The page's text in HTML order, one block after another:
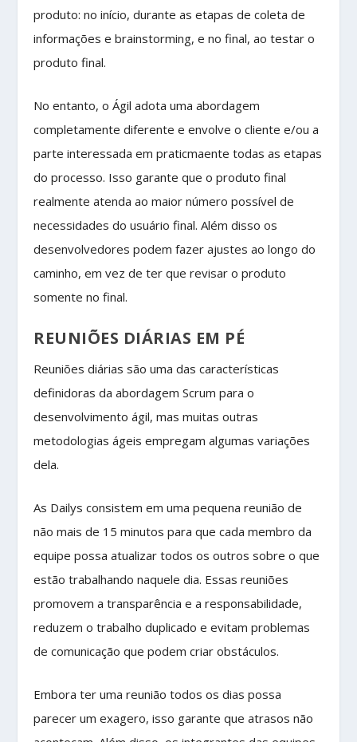
produto: no início, durante as etapas de coleta de
informações e brainstorming, e no final, ao testar o
produto final.
No entanto, o Ágil adota uma abordagem
completamente diferente e envolve o cliente e/ou a
parte interessada em praticmaente todas as etapas
do processo. Isso garante que o produto final
realmente atenda ao maior número possível de
necessidades do usuário final. Além disso os
desenvolvedores podem fazer ajustes ao longo do
caminho, em vez de ter que revisar o produto
somente no final.
REUNIÕES DIÁRIAS EM PÉ
Reuniões diárias são uma das características
definidoras da abordagem Scrum para o
desenvolvimento ágil, mas muitas outras
metodologias ágeis empregam algumas variações
dela.
As Dailys consistem em uma pequena reunião de
não mais de 15 minutos para que cada membro da
equipe possa atualizar todos os outros sobre o que
estão trabalhando naquele dia. Essas reuniões
promovem a transparência e a responsabilidade,
reduzem o trabalho duplicado e evitam problemas
de comunicação que podem criar obstáculos.
Embora ter uma reunião todos os dias possa
parecer um exagero, isso garante que atrasos não